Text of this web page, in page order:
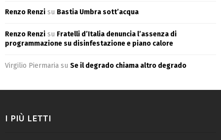
Renzo Renzi su Bastia Umbra sott’acqua
Renzo Renzi su Fratelli d’Italia denuncia l’assenza di
programmazione su disinfestazione e piano calore
Virgilio Piermaria su Se il degrado chiama altro degrado
I PIÙ LETTI